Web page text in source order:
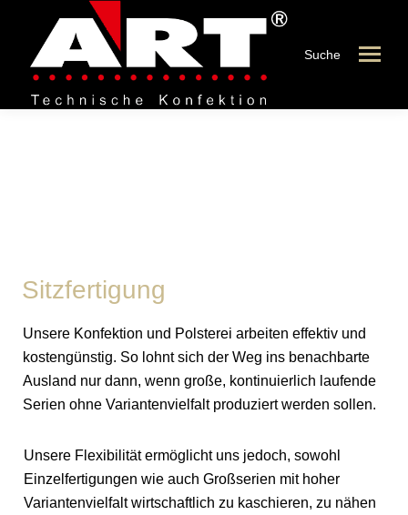
Suche
Sitzfertigung
Unsere Konfektion und Polsterei arbeiten effektiv und
kostengünstig. So lohnt sich der Weg ins benachbarte
Ausland nur dann, wenn große, kontinuierlich laufende
Serien ohne Variantenvielfalt produziert werden sollen.
Unsere Flexibilität ermöglicht uns jedoch, sowohl
Einzelfertigungen wie auch Großserien mit hoher
Variantenvielfalt wirtschaftlich zu kaschieren, zu nähen